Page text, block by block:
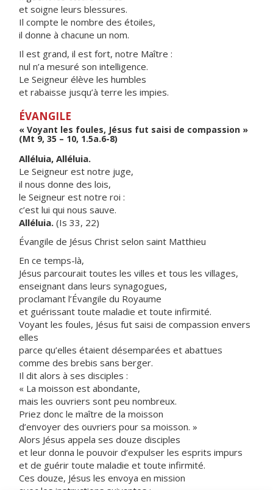
et soigne leurs blessures.
Il compte le nombre des étoiles,
il donne à chacune un nom.
Il est grand, il est fort, notre Maître :
nul n’a mesuré son intelligence.
Le Seigneur élève les humbles
et rabaisse jusqu’à terre les impies.
ÉVANGILE
« Voyant les foules, Jésus fut saisi de compassion »
(Mt 9, 35 – 10, 1.5a.6-8)
Alléluia, Alléluia.
Le Seigneur est notre juge,
il nous donne des lois,
le Seigneur est notre roi :
c’est lui qui nous sauve.
Alléluia. (Is 33, 22)
Évangile de Jésus Christ selon saint Matthieu
En ce temps-là,
Jésus parcourait toutes les villes et tous les villages,
enseignant dans leurs synagogues,
proclamant l’Évangile du Royaume
et guérissant toute maladie et toute infirmité.
Voyant les foules, Jésus fut saisi de compassion envers
elles
parce qu’elles étaient désemparées et abattues
comme des brebis sans berger.
Il dit alors à ses disciples :
« La moisson est abondante,
mais les ouvriers sont peu nombreux.
Priez donc le maître de la moisson
d’envoyer des ouvriers pour sa moisson. »
Alors Jésus appela ses douze disciples
et leur donna le pouvoir d’expulser les esprits impurs
et de guérir toute maladie et toute infirmité.
Ces douze, Jésus les envoya en mission